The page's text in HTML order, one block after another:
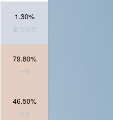
1.30%
极为珍贵
79.80%
一般
46.50%
珍贵